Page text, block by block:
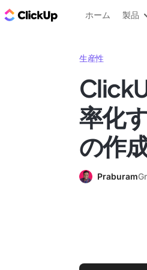
ClickUp ブログ
ホーム 製品
生産性
率化
の作
Praburam